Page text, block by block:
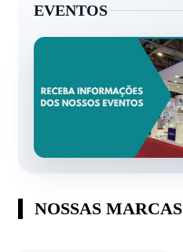
EVENTOS
NOSSAS MARCAS